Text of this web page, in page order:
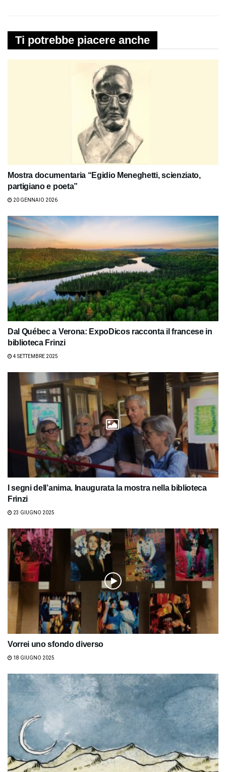
Ti potrebbe piacere anche
Mostra documentaria “Egidio Meneghetti, scienziato,
partigiano e poeta”
20 GENNAIO 2026
Dal Québec a Verona: ExpoDicos racconta il francese in
biblioteca Frinzi
4 SETTEMBRE 2025
I segni dell’anima. Inaugurata la mostra nella biblioteca
Frinzi
23 GIUGNO 2025
Vorrei uno sfondo diverso
18 GIUGNO 2025